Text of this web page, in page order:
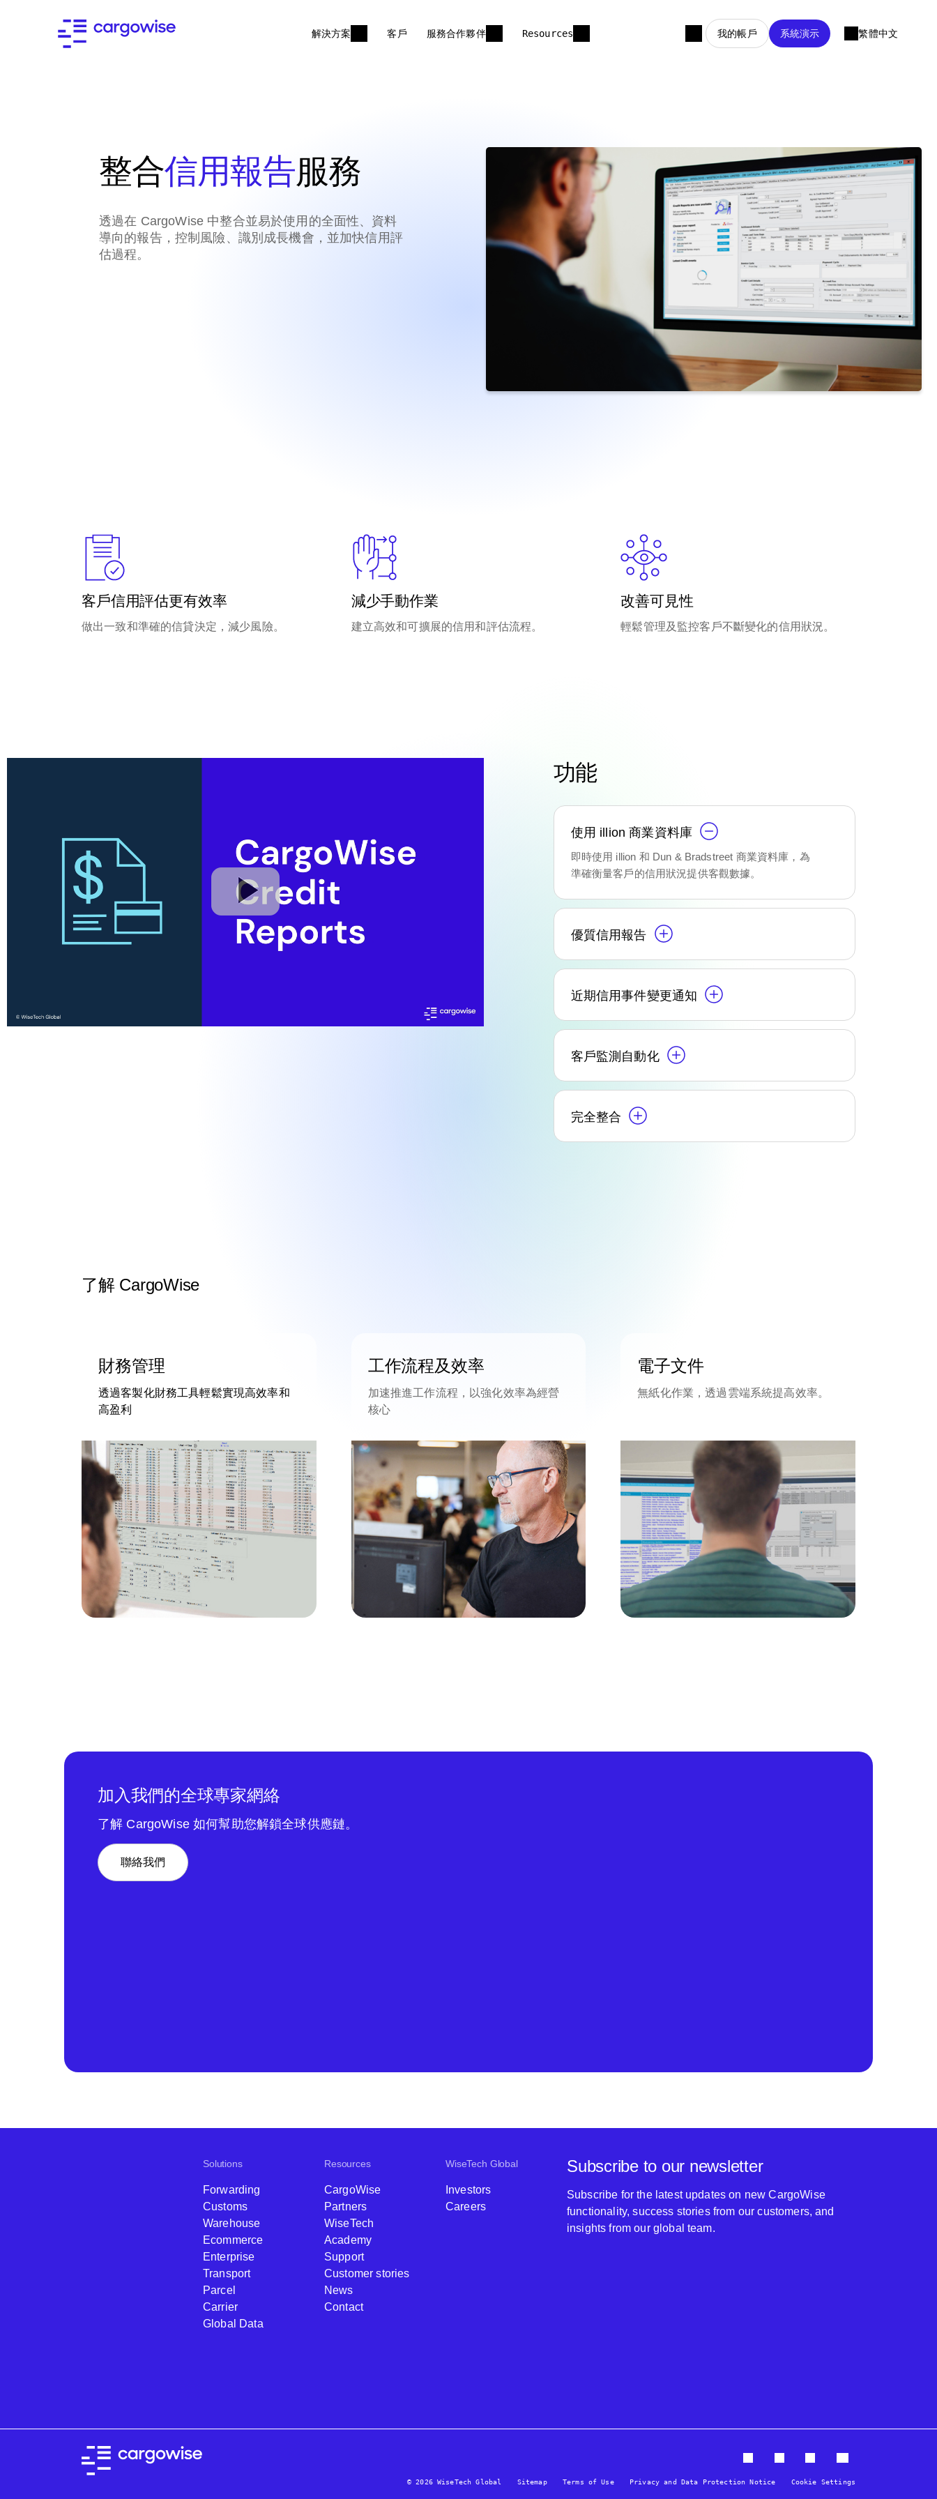
解決方案 客戶 服務合作夥伴 Resources 我的帳戶 系統演示 繁體中文
整合信用報告服務
透過在 CargoWise 中整合並易於使用的全面性、資料
導向的報告，控制風險、識別成長機會，並加快信用評
估過程。
客戶信用評估更有效率
做出一致和準確的信貸決定，減少風險。
減少手動作業
建立高效和可擴展的信用和評估流程。
改善可見性
輕鬆管理及監控客戶不斷變化的信用狀況。
功能
使用 illion 商業資料庫
即時使用 illion 和 Dun & Bradstreet 商業資料庫，為
準確衡量客戶的信用狀況提供客觀數據。
優質信用報告
近期信用事件變更通知
客戶監測自動化
完全整合
了解 CargoWise
財務管理
透過客製化財務工具輕鬆實現高效率和
高盈利
工作流程及效率
加速推進工作流程，以強化效率為經營
核心
電子文件
無紙化作業，透過雲端系統提高效率。
加入我們的全球專家網絡
了解 CargoWise 如何幫助您解鎖全球供應鏈。
聯絡我們
Solutions
Forwarding
Customs
Warehouse
Ecommerce
Enterprise
Transport
Parcel
Carrier
Global Data
Resources
CargoWise
Partners
WiseTech
Academy
Support
Customer stories
News
Contact
WiseTech Global
Investors
Careers
Subscribe to our newsletter
Subscribe for the latest updates on new CargoWise
functionality, success stories from our customers, and
insights from our global team.
© 2026 WiseTech Global Sitemap Terms of Use Privacy and Data Protection Notice Cookie Settings